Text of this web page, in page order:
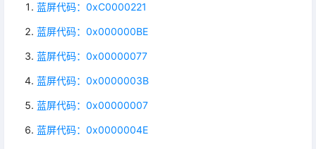
蓝屏代码：0xC0000221
蓝屏代码：0x000000BE
蓝屏代码：0x00000077
蓝屏代码：0x0000003B
蓝屏代码：0x00000007
蓝屏代码：0x0000004E